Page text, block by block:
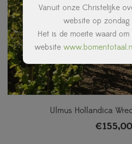
Vanuit onze Christelijke
website op zondag
Het is de moeite waard
website
Ulmus Hollandica
€155,00